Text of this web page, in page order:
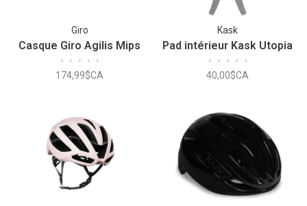
Giro
Casque Giro Agilis Mips
• • • • •
174,99$CA
Kask
Pad intérieur Kask Utopia
• • • • •
40,00$CA